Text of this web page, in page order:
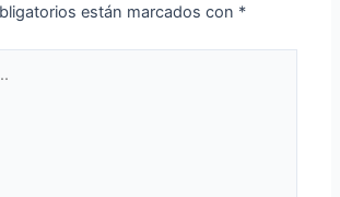
están marcados con *